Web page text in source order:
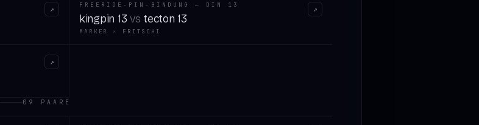
↗
FREERIDE-PIN-BINDUNG — DIN 13
kingpin 13 vs tecton 13
MARKER × FRITSCHI
↗
↗
09 PAARE